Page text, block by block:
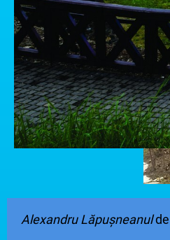
Alexandru Lăpușneanulde